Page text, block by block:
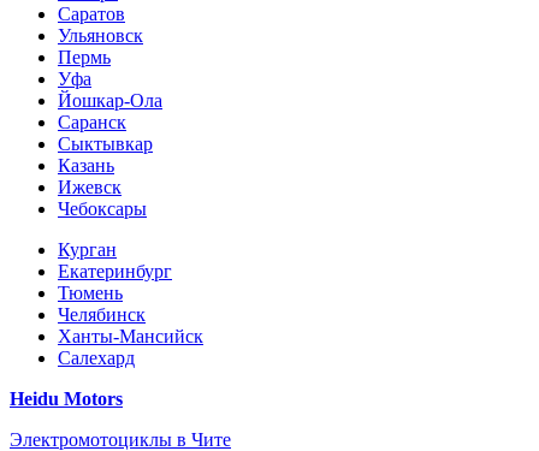
Саратов
Ульяновск
Пермь
Уфа
Йошкар-Ола
Саранск
Сыктывкар
Казань
Ижевск
Чебоксары
Курган
Екатеринбург
Тюмень
Челябинск
Ханты-Мансийск
Салехард
Heidu Motors
Электромотоциклы в Чите